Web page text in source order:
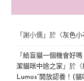
「 謝小儒」於〈灰色小
「 給盲貓一個機會好嗎
潔貓咪中途之家 」於〈
Lumos”開放認養！(